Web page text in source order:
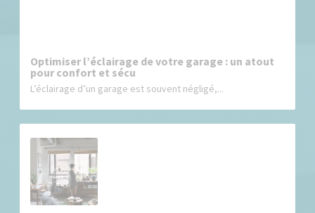
Optimiser l’éclairage de votre garage : un atout
pour confort et sécu
L’éclairage d’un garage est souvent négligé,...